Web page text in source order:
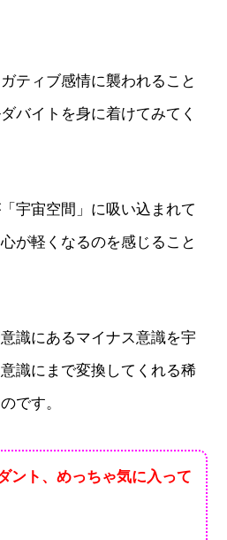
ティブ感情に襲われること
バイトを身に着けてみてく
宇宙空間」に吸い込まれて
が軽くなるのを感じること
識にあるマイナス意識を宇
識にまで変換してくれる稀
です。
ント、めっちゃ気に入って